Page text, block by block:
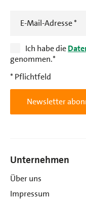
E-Mail-Adresse*
Ich habe die
genommen.*
* Pflichtfeld
Newsletter
Unternehmen
Über uns
Impressum